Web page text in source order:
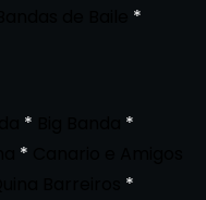
*
*
*
*
*